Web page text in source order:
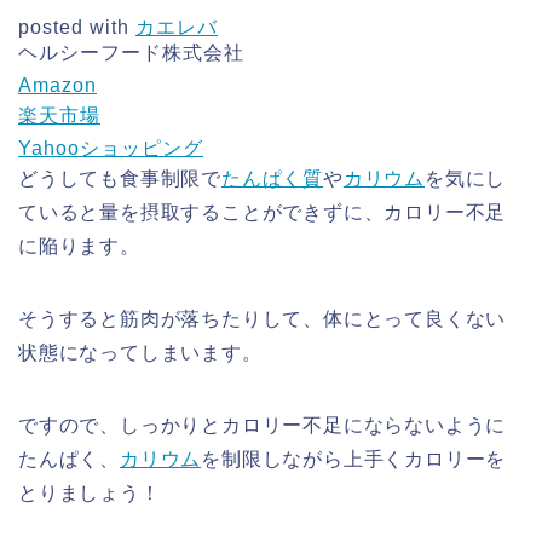
posted with カエレバ
ヘルシーフード株式会社
Amazon
楽天市場
Yahooショッピング
どうしても食事制限でたんぱく質やカリウム を気にし
ていると量を摂取することができずに、カロリー不足
に陥ります。
そうすると筋肉が落ちたりして、体にとって良くない
状態になってしまいます。
ですので、しっかりとカロリー不足にならないように
たんぱく、
カリウム を制限しながら上手くカロリーを
とりましょう！